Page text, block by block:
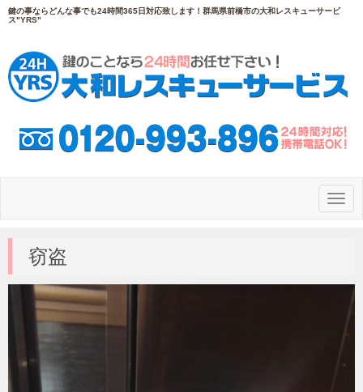
鍵の事ならどんな事でも24時間365日対応致します！群馬県前橋市の大和レスキューサービ
ス"YRS"
N
a
窃盗